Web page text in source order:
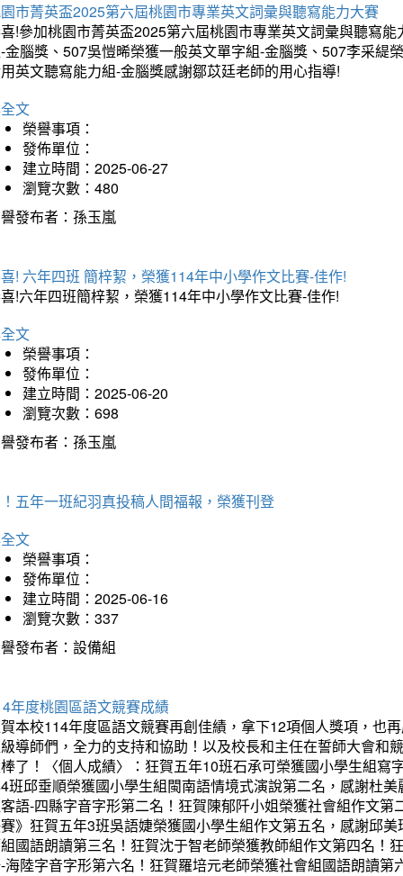
市菁英盃2025第六屆桃園市專業英文詞彙與聽寫能力大賽
!參加桃園市菁英盃2025第六屆桃園市專業英文詞彙與聽寫
金腦獎、507吳愷晞榮獲一般英文單字組-金腦獎、507李采緹
英文聽寫能力組-金腦獎感謝鄒苡廷老師的用心指導!
文
榮譽事項：
發佈單位：
建立時間：2025-06-27
瀏覽次數：480
發布者：孫玉嵐
! 六年四班 簡梓絜，榮獲114年中小學作文比賽-佳作!
!六年四班簡梓絜，榮獲114年中小學作文比賽-佳作!
文
榮譽事項：
發佈單位：
建立時間：2025-06-20
瀏覽次數：698
發布者：孫玉嵐
五年一班紀羽真投稿人間福報，榮獲刊登
文
榮譽事項：
發佈單位：
建立時間：2025-06-16
瀏覽次數：337
發布者：設備組
年度桃園區語文競賽成績
本校114年度區語文競賽再創佳績，拿下12項個人獎項，也
導師們，全力的支持和協助！以及校長和主任在誓師大會和
了！〈個人成績〉：狂賀五年10班石承可榮獲國小學生組
班邱垂順榮獲國小學生組閩南語情境式演說第二名，感謝杜
語-四縣字音字形第二名！狂賀陳郁阡小姐榮獲社會組作文
》狂賀五年3班吳語婕榮獲國小學生組作文第五名，感謝邱
國語朗讀第三名！狂賀沈于智老師榮獲教師組作文第四名！
海陸字音字形第六名！狂賀羅培元老師榮獲社會組國語朗讀